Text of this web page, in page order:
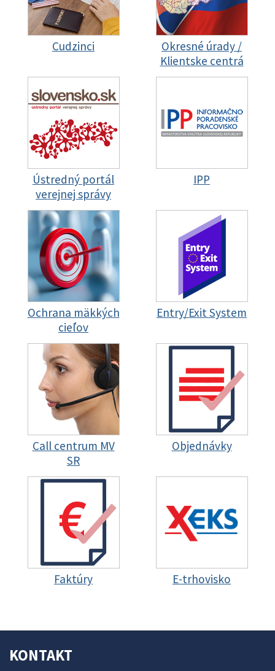
Cudzinci
Okresné úrady /
Klientske centrá
Ústredný portál
verejnej správy
IPP
Ochrana mäkkých
cieľov
Entry/Exit System
Call centrum MV
SR
Objednávky
Faktúry E-trhovisko
KONTAKT